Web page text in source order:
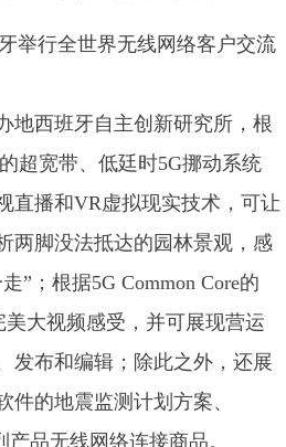
地西班牙自主创新研究所，根
超宽带、低廷时5G挪动系统
直播和VR虚拟现实技术，可让
两脚没法抵达的园林景观，感
”；根据5G Common Core的
美大视频感受，并可展现营运
发布和编辑；除此之外，还展
件的地震监测计划方案、
产品无线网络连接商品。